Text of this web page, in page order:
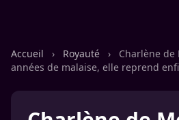
Accueil › Royauté ›
Charlène de
années de malaise, elle reprend